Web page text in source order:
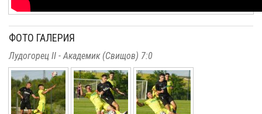
ФОТО ГАЛЕРИЯ
Лудогорец II - Академик (Свищов) 7:0